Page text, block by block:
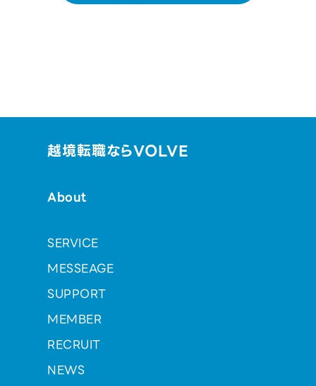
越境転職ならVOLVE
About
SERVICE
MESSEAGE
SUPPORT
MEMBER
RECRUIT
NEWS